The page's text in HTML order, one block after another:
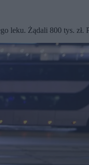
leku. Żądali 800 tys. zł.